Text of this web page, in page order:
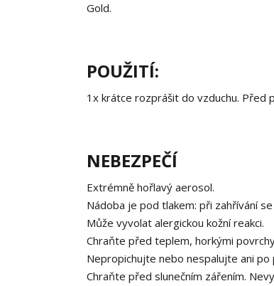
Gold.
POUŽITÍ:
1x krátce rozprášit do vzduchu. Před
NEBEZPEČÍ
Extrémně hořlavý aerosol.
Nádoba je pod tlakem: při zahřívání
Může vyvolat alergickou kožní reakci.
Chraňte před teplem, horkými
Nepropichujte nebo nespalujte ani po
Chraňte před slunečním zářením.